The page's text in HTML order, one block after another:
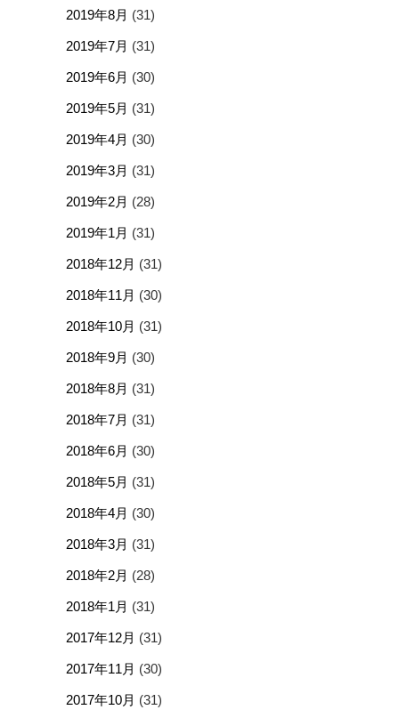
2019年8月 (31)
2019年7月 (31)
2019年6月 (30)
2019年5月 (31)
2019年4月 (30)
2019年3月 (31)
2019年2月 (28)
2019年1月 (31)
2018年12月 (31)
2018年11月 (30)
2018年10月 (31)
2018年9月 (30)
2018年8月 (31)
2018年7月 (31)
2018年6月 (30)
2018年5月 (31)
2018年4月 (30)
2018年3月 (31)
2018年2月 (28)
2018年1月 (31)
2017年12月 (31)
2017年11月 (30)
2017年10月 (31)